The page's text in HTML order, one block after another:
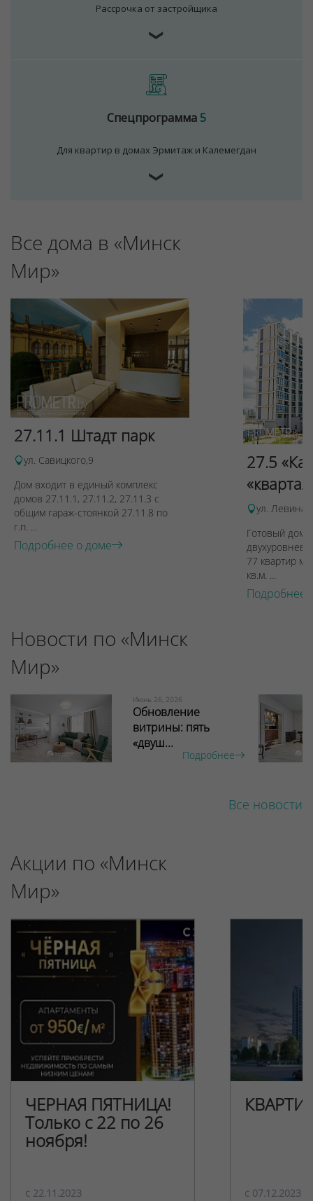
Рассрочка от застройщика
❯
Спецпрограмма5
Для квартир в домах Эрмитаж и Калемегдан
❯
Все дома в «Минск
Мир»
27.11.1 Штадт парк
ул. Савицкого,9
Дом входит в единый комплекс
домов 27.11.1, 27.11.2, 27.11.3 с
общим гараж-стоянкой 27.11.8 по
г.п. ...
Подробнее о доме
27.5
ул. Левина,
Готовый дом
77 квартир
кв.м. ...
Подробнее
Новости по «Минск
Мир»
Июнь 26, 2026
Обновление
витрины: пять
«двуш...
Подробнее
Все новости
Акции по «Минск
Мир»
ЧЕРНАЯ ПЯТНИЦА!
Только с 22 по 26
ноября!
c 22.11.2023 c 07.12.2023